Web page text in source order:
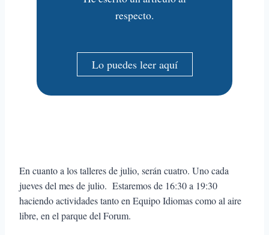
respecto.
Lo puedes leer aquí
En cuanto a los talleres de julio, serán cuatro. Uno cada
jueves del mes de julio. Estaremos de 16:30 a 19:30
haciendo actividades tanto en Equipo Idiomas como al aire
libre, en el parque del Forum.